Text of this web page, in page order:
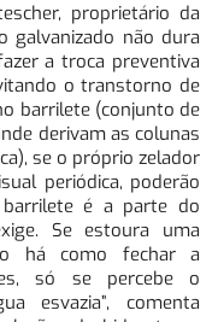
proprietário da
galvanizado não dura
a troca preventiva
o transtorno de
barrilete (conjunto de
derivam as colunas
se o próprio zelador
periódica, poderão
barrilete é a parte do
Se estoura uma
há como fechar a
só se percebe o
esvazia”, comenta